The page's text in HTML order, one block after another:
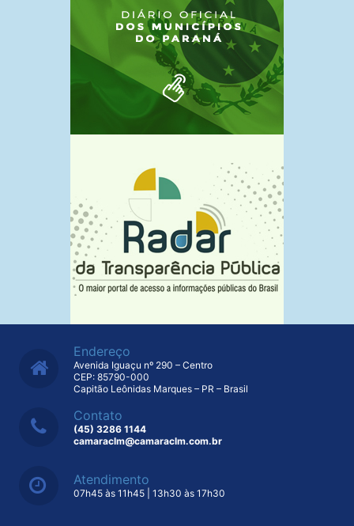
Endereço
Avenida Iguaçu nº 290 – Centro
CEP: 85790-000
Capitão Leônidas Marques – PR – Brasil
Contato
(45) 3286 1144
camaraclm@camaraclm.com.br
Atendimento
07h45 às 11h45 | 13h30 às 17h30